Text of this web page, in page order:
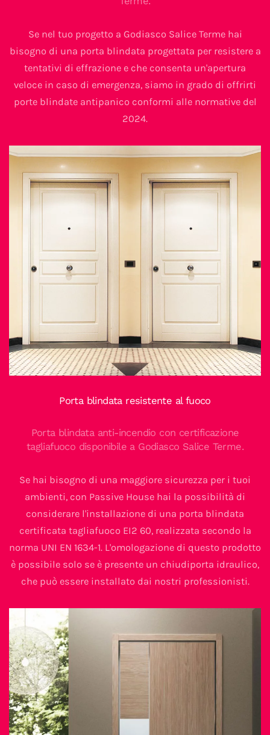
Se nel tuo progetto a Godiasco Salice Terme hai
bisogno di una porta blindata progettata per resistere a
tentativi di effrazione e che consenta un'apertura
veloce in caso di emergenza, siamo in grado di offrirti
porte blindate antipanico conformi alle normative del
2024.
Porta blindata resistente al fuoco
Porta blindata anti-incendio con certificazione
tagliafuoco disponibile a Godiasco Salice Terme.
Se hai bisogno di una maggiore sicurezza per i tuoi
ambienti, con Passive House hai la possibilità di
considerare l'installazione di una porta blindata
certificata tagliafuoco EI2 60, realizzata secondo la
norma UNI EN 1634-1. L'omologazione di questo prodotto
è possibile solo se è presente un chiudiporta idraulico,
che può essere installato dai nostri professionisti.